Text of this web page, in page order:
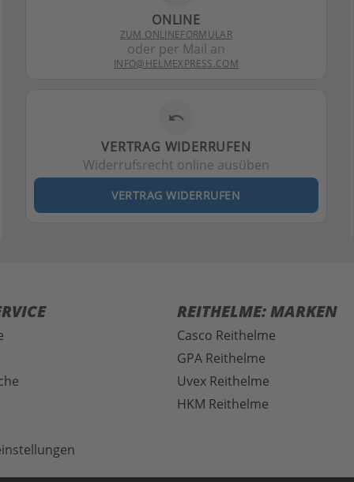
ONLINE
ZUM ONLINEFORMULAR
oder per Mail an
INFO@HELMEXPRESS.COM
undo
VERTRAG WIDERRUFEN
Widerrufsrecht online ausüben
VERTRAG WIDERRUFEN
REITHELME: MARKEN
Casco Reithelme
GPA Reithelme
Uvex Reithelme
HKM Reithelme